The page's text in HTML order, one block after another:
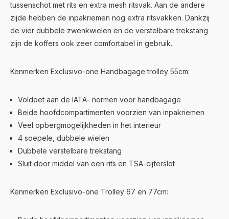
tussenschot met rits en extra mesh ritsvak. Aan de andere
zijde hebben de inpakriemen nog extra ritsvakken. Dankzij
de vier dubbele zwenkwielen en de verstelbare trekstang
zijn de koffers ook zeer comfortabel in gebruik.
Kenmerken Exclusivo-one Handbagage trolley 55cm:
Voldoet aan de IATA- normen voor handbagage
Beide hoofdcompartimenten voorzien van inpakriemen
Veel opbergmogelijkheden in het interieur
4 soepele, dubbele wielen
Dubbele verstelbare trekstang
Sluit door middel van een rits en TSA-cijferslot
Kenmerken Exclusivo-one Trolley 67 en 77cm: